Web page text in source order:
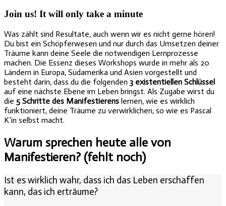
Join us! It will only take a minute
Was zählt sind Resultate, auch wenn wir es nicht gerne hören!
Du bist ein Schöpferwesen und nur durch das Umsetzen deiner
Träume kann deine Seele die notwendigen Lernprozesse
machen. Die Essenz dieses Workshops wurde in mehr als 20
Ländern in Europa, Südamerika und Asien vorgestellt und
besteht darin, dass du die folgenden 3 existentiellen Schlüssel
auf eine nächste Ebene im Leben bringst. Als Zugabe wirst du
die 5 Schritte des Manifestierens lernen, wie es wirklich
funktioniert, deine Träume zu verwirklichen, so wie es Pascal
K’in selbst macht.
Warum sprechen heute alle von
Manifestieren? (fehlt noch)
Ist es wirklich wahr, dass ich das Leben erschaffen
kann, das ich erträume?